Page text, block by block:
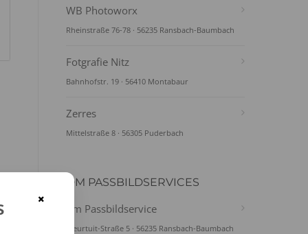
WB Photoworx
Rheinstraße 76-78 · 56235 Ransbach-Baumbach
Fotgrafie Nitz
Bahnhofstr. 19 · 56410 Montabaur
Zerres
Mittelstraße 8 · 56305 Puderbach
DM PASSBILDSERVICES
dm Passbildservice
Pleurtuit-Straße 5 · 56235 Ransbach-Baumbach
×